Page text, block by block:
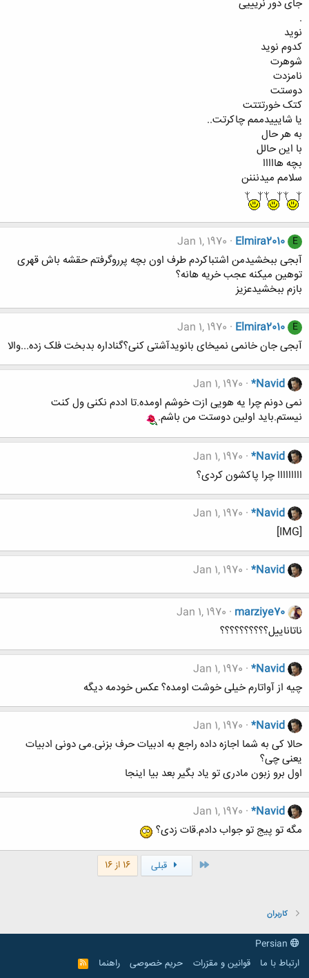
جای دور نریییی
.
نوید
کدوم نوید
شوهرت
نامزدت
دوستت
کتک خورتتتت
یا شایییدممم چاکرتت..
به هر حال
با این حالل
بچه هااااا
سلامم میدنننن
E
Elmira2010
Jan 1, 1970
آبجی ببخشیدمن اشتباکردم طرف اون بچه پرروگرفتم حقشه باش قهری
توهین میکنه عجب خریه هانه؟
بازم ببخشیدعزیز
E
Elmira2010
Jan 1, 1970
آبجی جان خانمی نمیخای بانویدآشتی کنی؟گناداره بدبخت فلک زده...والا
*Navid
Jan 1, 1970
نمی دونم چرا یه هویی ازت خوشم اومده.تا اددم نکنی ول کنت
نیستم.باید اولین دوستت من باشم.
*Navid
Jan 1, 1970
ااااااااا چرا پاکشون کردی؟
*Navid
Jan 1, 1970
[IMG]
*Navid
Jan 1, 1970
marziye70
Jan 1, 1970
ناتاناییل؟؟؟؟؟؟؟؟؟؟
*Navid
Jan 1, 1970
چیه از آواتارم خیلی خوشت اومده؟ عکس خودمه دیگه
*Navid
Jan 1, 1970
حالا کی به شما اجازه داده راجع به ادبیات حرف بزنی.می دونی ادبیات
یعنی چی؟
اول برو زبون مادری تو یاد بگیر بعد بیا اینجا
*Navid
Jan 1, 1970
مگه تو پیج تو جواب دادم.قات زدی؟
اول قبلی 16 از 16
کاربران
ارتباط با ما
قوانین و مقرّرات حریم خصوصی راهنما
R
S